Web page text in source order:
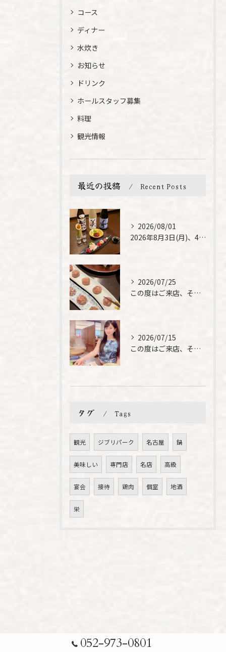
コース
ディナー
水炊き
お知らせ
ドリンク
ホールスタッフ募集
料理
観光情報
最近の投稿 Recent Posts
2026/08/01
2026年8月3日(月)、4日(火)は、臨時休業させて頂きま...
2026/07/25
この度はご来店、そして素敵なご紹介誠にありがとうございます✨...
2026/07/15
この度はご来店、そして素敵なご紹介誠にありがとうございます✨...
タグ Tags
観光 ジブリパーク 名古屋 鍋
美味しい 専門店 名店 高級
宴会 接待 鶏肉 個室 地酒
栄
052-973-0801